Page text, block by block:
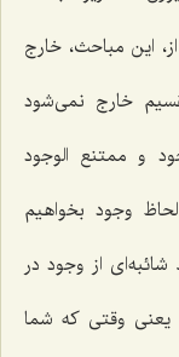
این مباحث، خارج
خارج نمى‌شود
و ممتنع الوجود
وجود بخواهیم
از وجود در
یعنى وقتى كه شما